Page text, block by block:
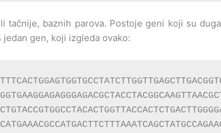
baznih parova. Postoje geni koji su
gen, koji izgleda ovako: